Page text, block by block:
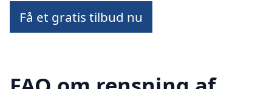
Få et gratis tilbud nu